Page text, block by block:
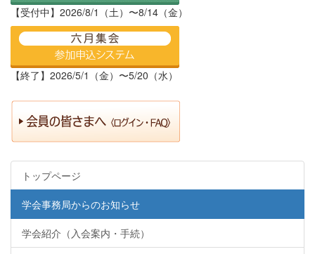
【受付中】2026/8/1（土）〜8/14（金）
【終了】2026/5/1（金）〜5/20（水）
トップページ
学会事務局からのお知らせ
学会紹介（入会案内・手続）